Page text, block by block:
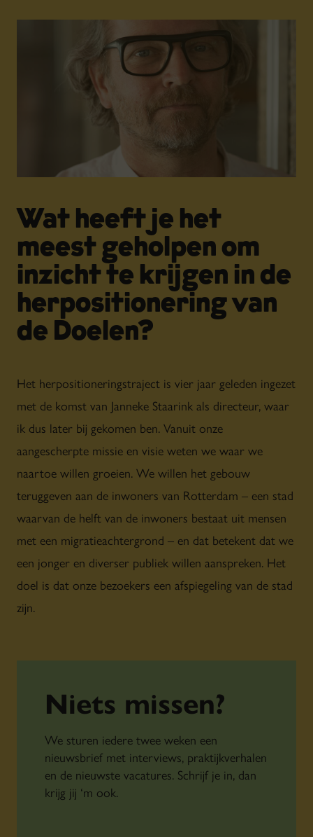
Wat heeft je het
meest geholpen om
inzicht te krijgen in de
herpositionering van
de Doelen?
Het herpositioneringstraject is vier jaar geleden ingezet
met de komst van Janneke Staarink als directeur, waar
ik dus later bij gekomen ben. Vanuit onze
aangescherpte missie en visie weten we waar we
naartoe willen groeien. We willen het gebouw
teruggeven aan de inwoners van Rotterdam – een stad
waarvan de helft van de inwoners bestaat uit mensen
met een migratieachtergrond – en dat betekent dat we
een jonger en diverser publiek willen aanspreken. Het
doel is dat onze bezoekers een afspiegeling van de stad
zijn.
Niets missen?
We sturen iedere twee weken een
nieuwsbrief met interviews, praktijkverhalen
en de nieuwste vacatures. Schrijf je in, dan
krijg jij ‘m ook.